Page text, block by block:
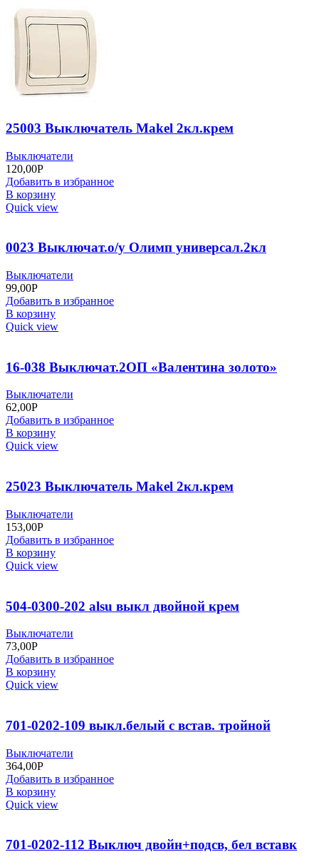
25003 Выключатель Makel 2кл.крем
Выключатели
120,00Р
Добавить в избранное
В корзину
Quick view
0023 Выключат.о/у Олимп универсал.2кл
Выключатели
99,00Р
Добавить в избранное
В корзину
Quick view
16-038 Выключат.2ОП «Валентина золото»
Выключатели
62,00Р
Добавить в избранное
В корзину
Quick view
25023 Выключатель Makel 2кл.крем
Выключатели
153,00Р
Добавить в избранное
В корзину
Quick view
504-0300-202 alsu выкл двойной крем
Выключатели
73,00Р
Добавить в избранное
В корзину
Quick view
701-0202-109 выкл.белый с встав. тройной
Выключатели
364,00Р
Добавить в избранное
В корзину
Quick view
701-0202-112 Выключ двойн+подсв, бел вставк